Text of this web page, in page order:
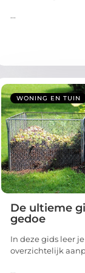
WONING EN TUIN
De ultieme
gedoe
In deze gids leer
overzichtelijk